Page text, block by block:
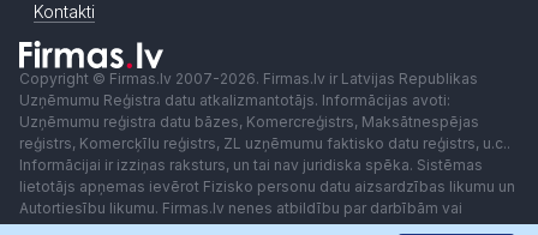
Kontakti
Copyright © Firmas.lv 2007-2026. Firmas.lv ir Latvijas Republikas
Uzņēmumu Reģistra datu atkalizmantotājs. Informācijas avoti:
Uzņēmumu reģistra datu bāzes, Komercreģistrs, Maksātnespējas
reģistrs, Komercķīlu reģistrs, ZL uzņēmumu faktisko datu reģistrs, u.c..
Informācijai ir izziņas raksturs, un tai nav juridiska spēka. Sistēmas
lietotājs apņemas ievērot Fizisko personu datu aizsardzības likumu un
Autortiesību likumu. Firmas.lv nenes atbildību par darbībām vai
lēmumiem, kas balstīti uz saņemto pakalpojumu. Lietotājam aizliegts